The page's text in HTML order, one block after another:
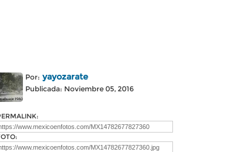
Por: yayozarate
Publicada: Noviembre 05, 2016